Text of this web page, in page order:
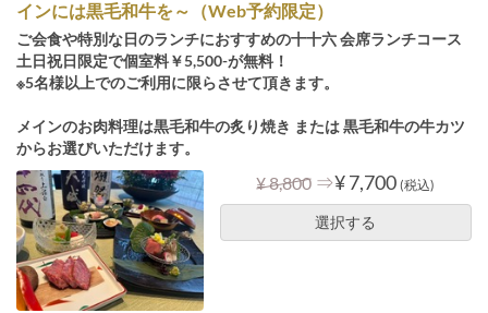
インには黒毛和牛を～（Web予約限定）
ご会食や特別な日のランチにおすすめの十十六 会席ランチコース
土日祝日限定で個室料￥5,500-が無料！
※5名様以上でのご利用に限らさせて頂きます。
メインのお肉料理は黒毛和牛の炙り焼き または 黒毛和牛の牛カツ
からお選びいただけます。
¥ 8,800 ⇒¥ 7,700 (税込)
選択する